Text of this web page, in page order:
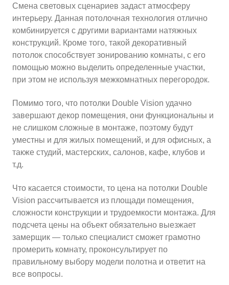
Смена световых сценариев задаст атмосферу
интерьеру. Данная потолочная технология отлично
комбинируется с другими вариантами натяжных
конструкций. Кроме того, такой декоративный
потолок способствует зонированию комнаты, с его
помощью можно выделить определенные участки,
при этом не используя межкомнатных перегородок.
Помимо того, что потолки Double Vision удачно
завершают декор помещения, они функциональны и
не слишком сложные в монтаже, поэтому будут
уместны и для жилых помещений, и для офисных, а
также студий, мастерских, салонов, кафе, клубов и
т.д.
Что касается стоимости, то цена на потолки Double
Vision рассчитывается из площади помещения,
сложности конструкции и трудоемкости монтажа. Для
подсчета цены на объект обязательно выезжает
замерщик — только специалист сможет грамотно
промерить комнату, проконсультирует по
правильному выбору модели полотна и ответит на
все вопросы.